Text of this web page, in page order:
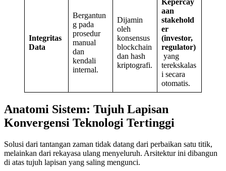
Integritas
Data
Bergantun
g pada
prosedur
manual
dan
kendali
internal.
Dijamin
oleh
konsensus
blockchain
dan hash
kriptografi.
Kepercay
aan
stakehold
er
(investor,
regulator)
yang
terekskalas
i secara
otomatis.
Anatomi Sistem: Tujuh Lapisan
Konvergensi Teknologi Tertinggi
Solusi dari tantangan zaman tidak datang dari perbaikan satu titik,
melainkan dari rekayasa ulang menyeluruh. Arsitektur ini dibangun
di atas tujuh lapisan yang saling mengunci.